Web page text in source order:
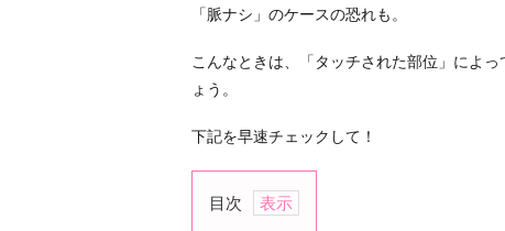
「脈ナシ」のケースの恐れも。
こんなときは、「タッチされた部位」によ
ょう。
下記を早速チェックして！
目次